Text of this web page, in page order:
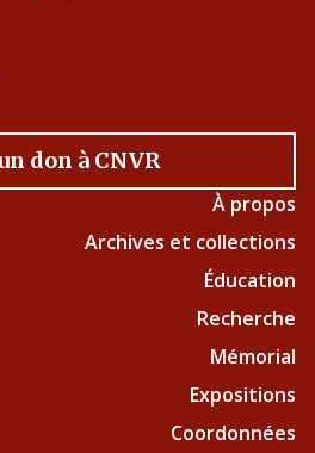
don à CNVR
À propos
Archives et collections
Éducation
Recherche
Mémorial
Expositions
Coordonnées